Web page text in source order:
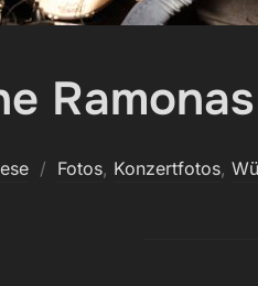
Fotos, Konzertfotos,